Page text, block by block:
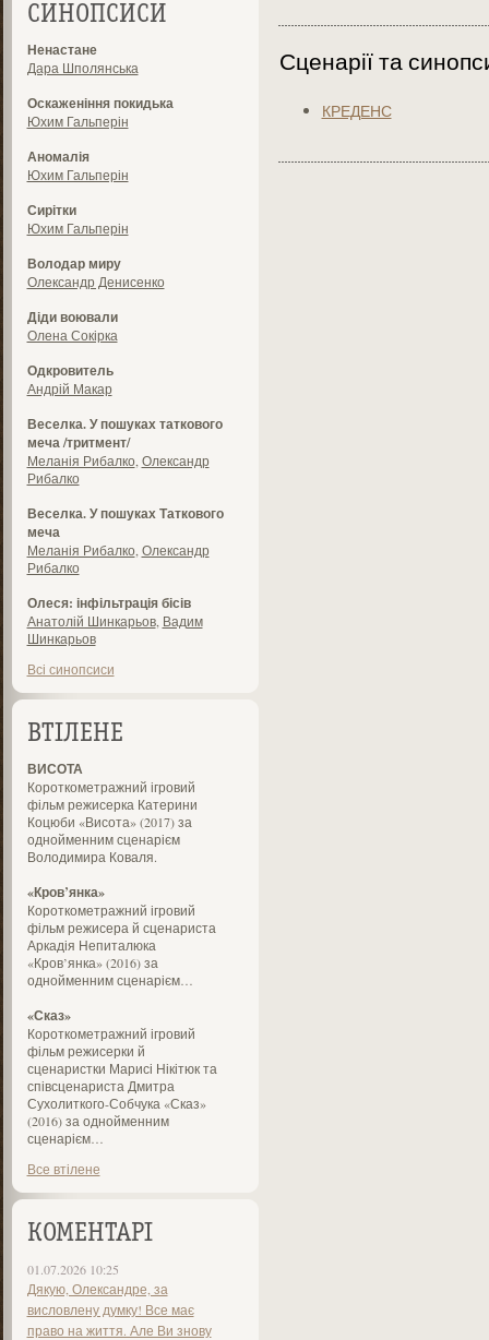
СИНОПСИСИ
Ненастане
Дара Шполянська
Оскаженіння покидька
Юхим Гальперін
Аномалія
Юхим Гальперін
Сирітки
Юхим Гальперін
Володар миру
Олександр Денисенко
Діди воювали
Олена Сокірка
Одкровитель
Андрій Макар
Веселка. У пошуках таткового
меча /тритмент/
Меланія Рибалко Олександр
Рибалко
Веселка. У пошуках Таткового
меча
Меланія Рибалко Олександр
Рибалко
Олеся: інфільтрація бісів
Анатолій Шинкарьов, Вадим
Шинкарьов
Всі синопсиси
ВТІЛЕНЕ
ВИСОТА
Короткометражний ігровий
фільм режисерка Катерини
Коцюби «Висота» (2017) за
однойменним сценарієм
Володимира Коваля.
«Кров’янка»
Короткометражний ігровий
фільм режисера й сценариста
Аркадія Непиталюка
«Кров’янка» (2016) за
однойменним сценарієм…
«Сказ»
Короткометражний ігровий
фільм режисерки й
сценаристки Марисі Нікітюк та
співсценариста Дмитра
Сухолиткого-Собчука «Сказ»
(2016) за однойменним
сценарієм…
Все втілене
КОМЕНТАРІ
01.07.2026 10:25
Дякую, Олександре, за
висловлену думку! Все має
право на життя. Але Ви знову
Сценарії та
КРЕДЕНС